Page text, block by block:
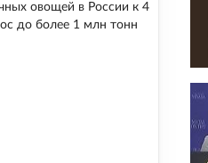
овощей в России к 4
до более 1 млн тонн